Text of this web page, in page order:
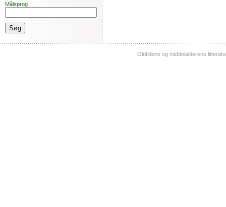
Målsprog
Oldtidens og middelalderens